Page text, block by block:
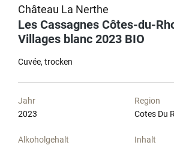
Château La Nerthe
Les Cassagnes Côtes-du-
Villages blanc 2023 BIO
Cuvée trocken
Jahr
2023
Region
Cotes Du
Alkoholgehalt
Inhalt